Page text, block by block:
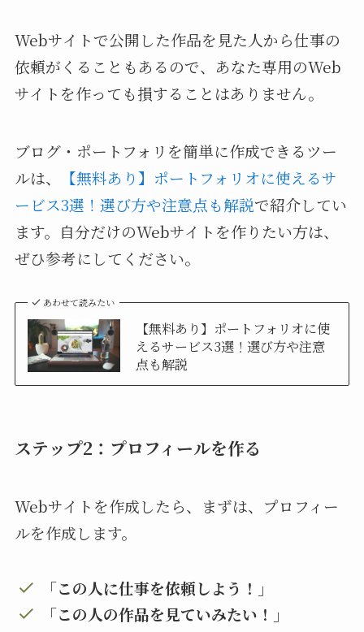
Webサイトで公開した作品を見た人から仕事の
依頼がくることもあるので、あなた専用のWeb
サイトを作っても損することはありません。
ブログ・ポートフォリを簡単に作成できるツー
ルは、
【無料あり】ポートフォリオに使えるサ
ービス3選！選び方や注意点も解説で紹介してい
ます。自分だけのWebサイトを作りたい方は、
ぜひ参考にしてください。
あわせて読みたい
【無料あり】ポートフォリオに使
えるサービス3選！選び方や注意
点も解説
ステップ2：プロフィールを作る
Webサイトを作成したら、まずは、プロフィー
ルを作成します。
「この人に仕事を依頼しよう！」
「この人の作品を見ていみたい！」